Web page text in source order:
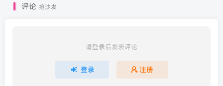
评论 抢沙发
请登录后发表评论
登录 注册